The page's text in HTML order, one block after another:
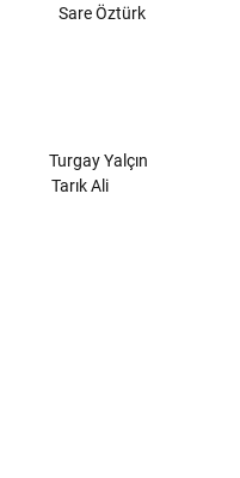
Sare Öztürk
Turgay Yalçın
Tarık Ali